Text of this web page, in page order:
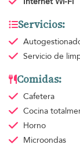
Servicios:
Servicio de
Comidas:
Cafetera
Cocina
Horno
Microondas